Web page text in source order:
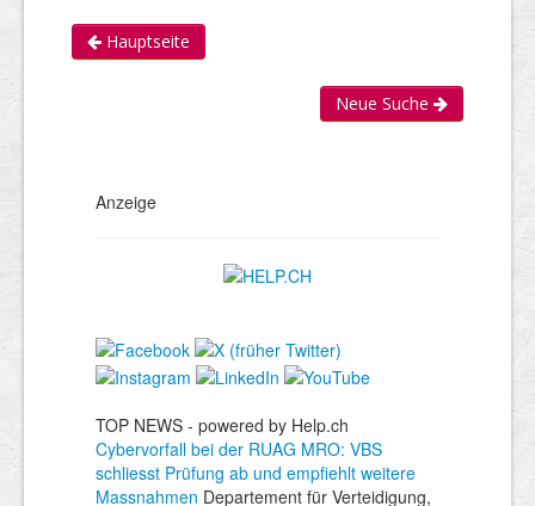
Hauptseite
Neue Suche